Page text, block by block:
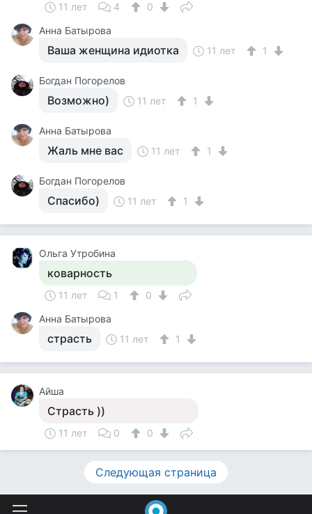
11 лет 4
0
Анна Батырова
Ваша женщина идиотка 11 лет 1
Богдан Погорелов
Возможно) 11 лет 1
Анна Батырова
Жаль мне вас 11 лет 1
Богдан Погорелов
Спасибо) 11 лет 1
Ольга Утробина
коварность
11 лет 1
0
Анна Батырова
страсть 11 лет 1
Айша
Страсть ))
11 лет 0 0
Следующая страница